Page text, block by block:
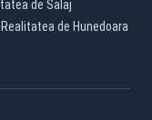
de Salaj
Realitatea de Hunedoara